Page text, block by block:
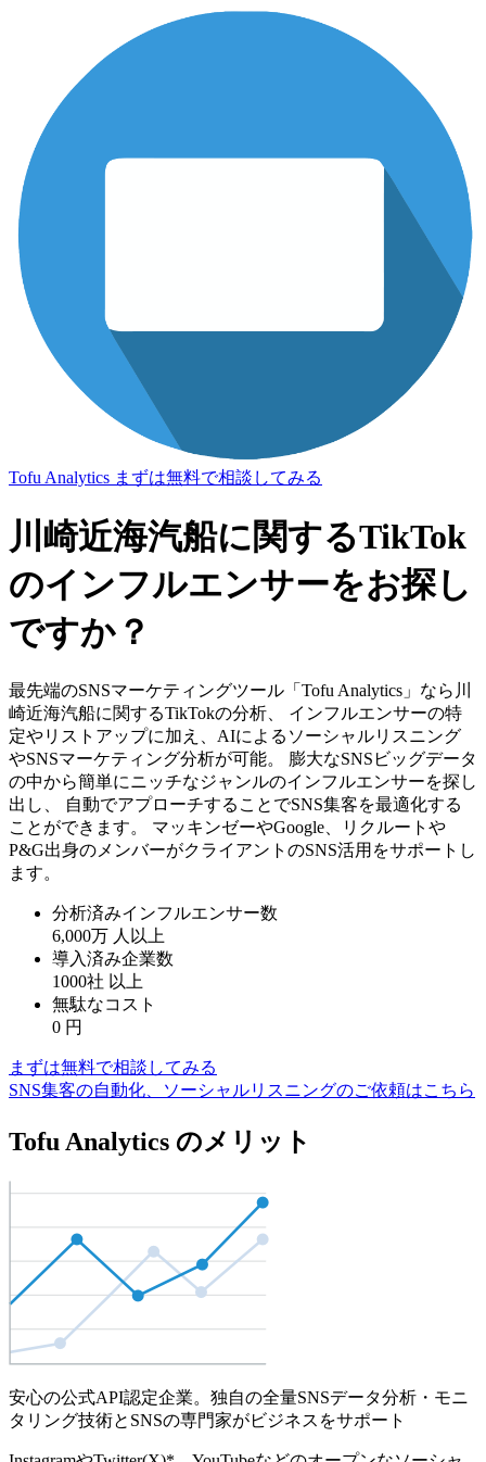
Tofu Analytics まずは無料で相談してみる
川崎近海汽船に関するTikTok
のインフルエンサーをお探し
ですか？
最先端のSNSマーケティングツール「Tofu Analytics」なら川
崎近海汽船に関するTikTokの分析、 インフルエンサーの特
定やリストアップに加え、AIによるソーシャルリスニング
やSNSマーケティング分析が可能。 膨大なSNSビッグデータ
の中から簡単にニッチなジャンルのインフルエンサーを探し
出し、 自動でアプローチすることでSNS集客を最適化する
ことができます。 マッキンゼーやGoogle、リクルートや
P&G出身のメンバーがクライアントのSNS活用をサポートし
ます。
分析済みインフルエンサー数
6,000万 人以上
導入済み企業数
1000社 以上
無駄なコスト
0 円
まずは無料で相談してみる
SNS集客の自動化、ソーシャルリスニングのご依頼はこちら
Tofu Analytics のメリット
安心の公式API認定企業。独自の全量SNSデータ分析・モニ
タリング技術とSNSの専門家がビジネスをサポート